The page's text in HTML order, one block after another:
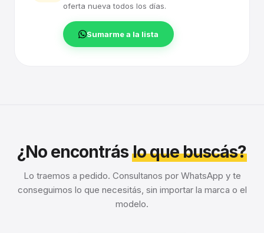
oferta nueva todos los días.
Sumarme a la lista
¿No encontráslo que buscás?
Lo traemos a pedido. Consultanos por WhatsApp y te
conseguimos lo que necesitás, sin importar la marca o el
modelo.